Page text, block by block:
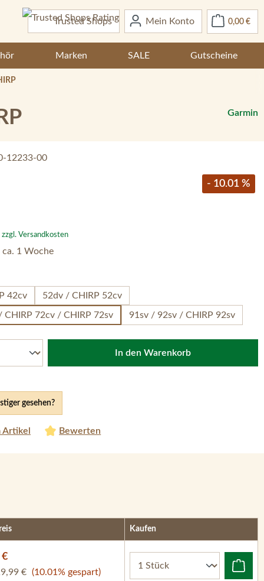
Trusted Shops Mein Konto 0,00 €
Marken SALE Gutscheine
Garmin
12233-00
- 10.01 %
Versandkosten
gesehen?
Artikel Bewerten
ca. 1 Woche
42cv 52dv / CHIRP 52cv
CHIRP 72cv / CHIRP 72sv 91sv / 92sv / CHIRP 92sv
In den Warenkorb
Kaufen
€
€ (10.01% gespart)